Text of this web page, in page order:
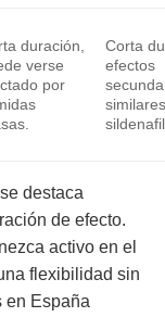
duración,
verse
por
Corta
efectos
se destaca
de efecto.
activo en el
flexibilidad sin
en España